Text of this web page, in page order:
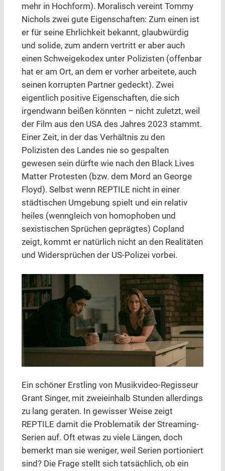
mehr in Hochform). Moralisch vereint Tommy
Nichols zwei gute Eigenschaften: Zum einen ist
er für seine Ehrlichkeit bekannt, glaubwürdig
und solide, zum andern vertritt er aber auch
einen Schweigekodex unter Polizisten (offenbar
hat er am Ort, an dem er vorher arbeitete, auch
seinen korrupten Partner gedeckt). Zwei
eigentlich positive Eigenschaften, die sich
irgendwann beißen könnten – nicht zuletzt, weil
der Film aus den USA des Jahres 2023 stammt.
Einer Zeit, in der das Verhältnis zu den
Polizisten des Landes nie so gespalten
gewesen sein dürfte wie nach den Black Lives
Matter Protesten (bzw. dem Mord an George
Floyd). Selbst wenn REPTILE nicht in einer
städtischen Umgebung spielt und ein relativ
heiles (wenngleich von homophoben und
sexistischen Sprüchen geprägtes) Copland
zeigt, kommt er natürlich nicht an den Realitäten
und Widersprüchen der US-Polizei vorbei.
Ein schöner Erstling von Musikvideo-Regisseur
Grant Singer, mit zweieinhalb Stunden allerdings
zu lang geraten. In gewisser Weise zeigt
REPTILE damit die Problematik der Streaming-
Serien auf. Oft etwas zu viele Längen, doch
bemerkt man sie weniger, weil Serien portioniert
sind? Die Frage stellt sich tatsächlich, ob ein